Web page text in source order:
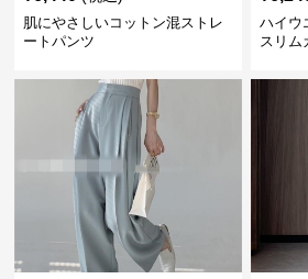
肌にやさしいコットン混ストレ
ートパンツ
ハイウ
スリム